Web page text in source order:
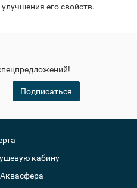
его свойств.
Подписаться
кабину